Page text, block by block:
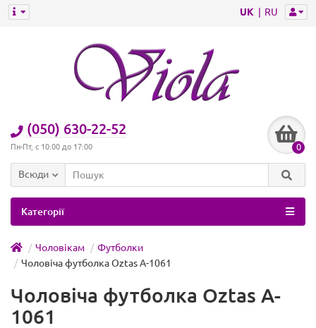
UK RU
(050) 630-22-52
Пн-Пт, с 10:00 до 17:00 0
Всюди
Категорії
Чоловікам
Футболки
Чоловіча футболка Oztas A-1061
Чоловіча футболка Oztas A-
1061